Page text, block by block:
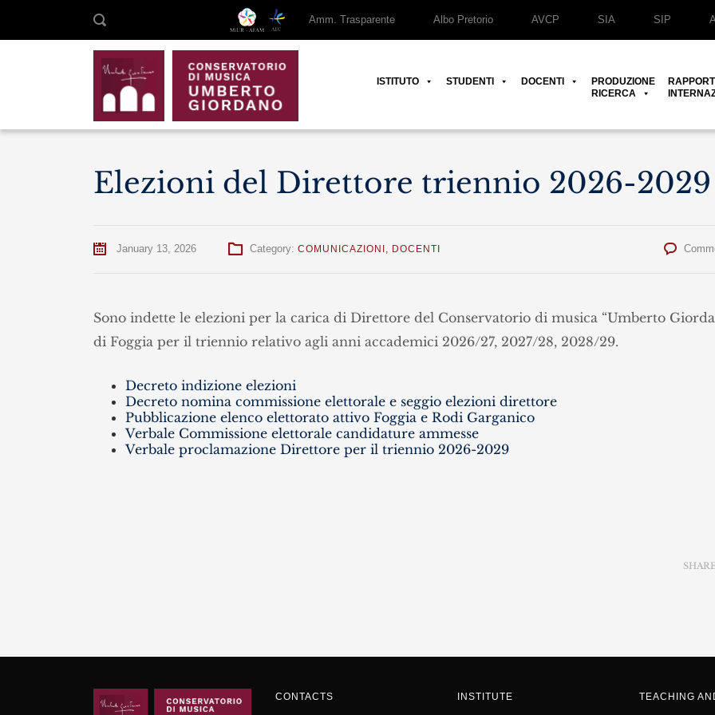
Amm. Trasparente Albo Pretorio AVCP SIA SIP
ISTITUTO STUDENTI DOCENTI
PRODUZIONE
RICERCA
Elezioni del Direttore triennio 2026-2029
January 13, 2026 Category: COMUNICAZIONI , DOCENTI
Sono indette le elezioni per la carica di Direttore del Conservatorio di musica “Umberto
di Foggia per il triennio relativo agli anni accademici 2026/27, 2027/28, 2028/29.
Decreto indizione elezioni
Decreto nomina commissione elettorale e seggio elezioni direttore
Pubblicazione elenco elettorato attivo Foggia e Rodi Garganico
Verbale Commissione elettorale candidature ammesse
Verbale proclamazione Direttore per il triennio 2026-2029
CONTACTS INSTITUTE TEACHING